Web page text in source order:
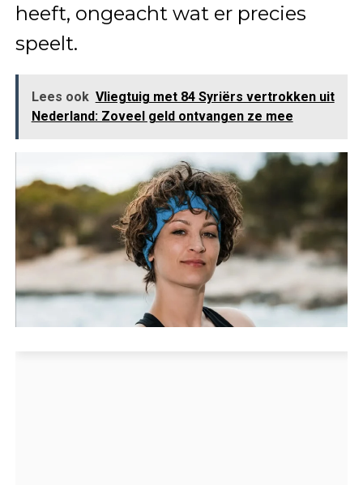
heeft, ongeacht wat er precies
speelt.
Lees ook Vliegtuig met 84 Syriërs vertrokken uit
Nederland: Zoveel geld ontvangen ze mee